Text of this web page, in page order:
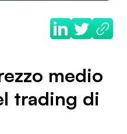
medio
trading di